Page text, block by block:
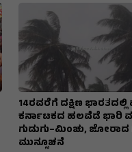
14ರವರೆಗೆ ದಕ್ಷಿಣ
ಕರ್ನಾಟಕದ ಹಲವೆಡೆ ಭಾರಿ
ಗುಡುಗು–ಮಿಂಚು, ಜೋರಾದ
ಮುನ್ಸೂಚನೆ